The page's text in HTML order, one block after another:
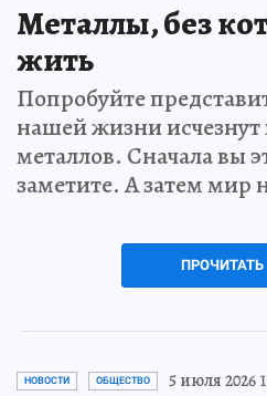
Металлы, без
жить
Попробуйте
нашей жизни исчезнут
металлов. Сначала вы
заметите. А затем мир
ПРОЧИТАТЬ
НОВОСТИ ОБЩЕСТВО 5 июля 2026